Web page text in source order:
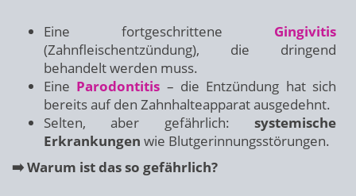
Eine fortgeschrittene Gingivitis
(Zahnfleischentzündung), die dringend
behandelt werden muss.
Eine Parodontitis – die Entzündung hat sich
bereits auf den Zahnhalteapparat ausgedehnt.
Selten, aber gefährlich: systemische
Erkrankungen wie Blutgerinnungsstörungen.
➡️ Warum ist das so gefährlich?